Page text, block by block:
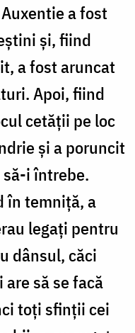
a fost
şi, fiind
a fost aruncat
Apoi, fiind
cetăţii pe loc
şi a poruncit
să-i întrebe.
în temniţă, a
legaţi pentru
dânsul, căci
are să se facă
toţi sfinţii cei